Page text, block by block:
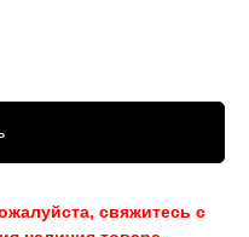
свяжитесь с